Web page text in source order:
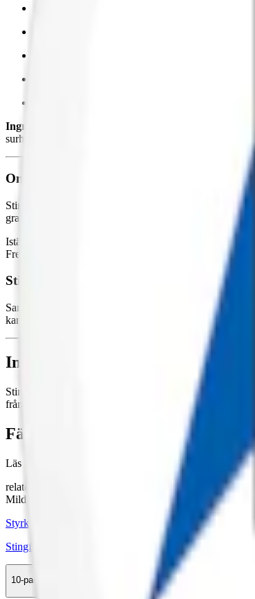
Ingredienser:
växtfiber, förtjockningsmedel (E401,
surhetsreglerande medel (E501, kaliumkarbonater),
Om Sting Free Snus Blue Mint
Sting Free Snus Blue Mint är det perfekta valet för dig
gram och varje dosa innehåller 20 prillor, vilket ger en
Istället för tobak innehåller Sting Free Snus aromer,
Free Snus Blue Mint sker i Sverige och både biofilmen
Stingfree får ny design under 2025
Samtliga varianter av
får ny uppdaterad
kan både äldre och ny design förekomma. Ny design,
Information om varumärket
Stingfree är ett
men utan att
från kyligt till sött. Stingfree är grundat av Bengt
Färskt vitt snus
Läs mer om hur du förvarar Stingfree Blue Mint:
"Så
relaterade produkter
Mild
Styrka Mild · Slim
Stingfree Ocean Mint
10-pack